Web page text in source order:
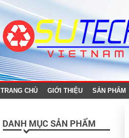
TRANG CHỦ GIỚI THIỆU SẢN PHẨM
DANH MỤC SẢN PHẨM